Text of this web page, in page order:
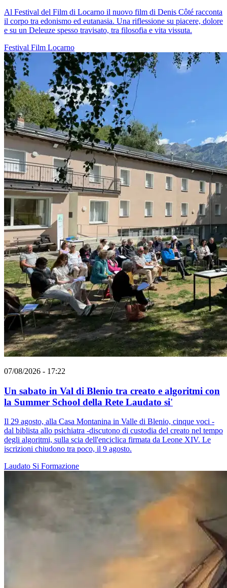
Al Festival del Film di Locarno il nuovo film di Denis Côté racconta
il corpo tra edonismo ed eutanasia. Una riflessione su piacere, dolore
e su un Deleuze spesso travisato, tra filosofia e vita vissuta.
Festival Film Locarno
07/08/2026 - 17:22
Un sabato in Val di Blenio tra creato e algoritmi con
la Summer School della Rete Laudato si'
Il 29 agosto, alla Casa Montanina in Valle di Blenio, cinque voci -
dal biblista allo psichiatra -discutono di custodia del creato nel tempo
degli algoritmi, sulla scia dell'enciclica firmata da Leone XIV. Le
iscrizioni chiudono tra poco, il 9 agosto.
Laudato Si Formazione